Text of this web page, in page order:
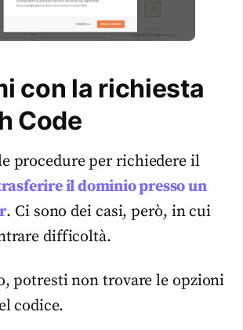
con la richiesta
Code
procedure per richiedere il
il dominio presso un
. Ci sono dei casi, però, in cui
difficoltà.
potresti non trovare le opzioni
codice.